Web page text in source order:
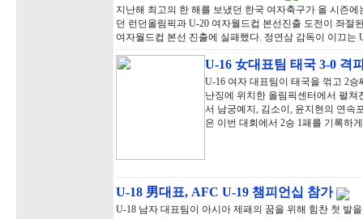
지난해 최고의 한 해를 보냈던 한국 여자축구가 올 시즌
던 런던올림픽과 U-20 여자월드컵 본선진출 도전이 좌절
여자월드컵 본선 진출에 실패했다. 정연삼 감독이 이끄
U-16 女대표팀 태국 3-0 격
U-16 여자 대표팀이 태국을 꺾고 2
난징에 위치한 올림픽센터에서 펼쳐
서 남궁예지, 김소이, 윤지현의 연속
은 이번 대회에서 2승 1패를 기록하
U-18 男대표, AFC U-19 챔피언십 참가
U-18 남자 대표팀이 아시아 제패의 꿈을 위해 힘찬 첫 발